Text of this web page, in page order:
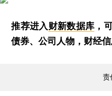
推荐进入财新数据库 ，
债券、公司人物，财经信
责